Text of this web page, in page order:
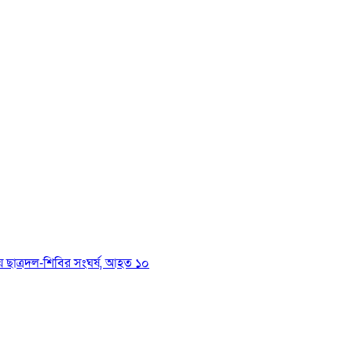
ছাত্রদল-শিবির সংঘর্ষ, আহত ১০